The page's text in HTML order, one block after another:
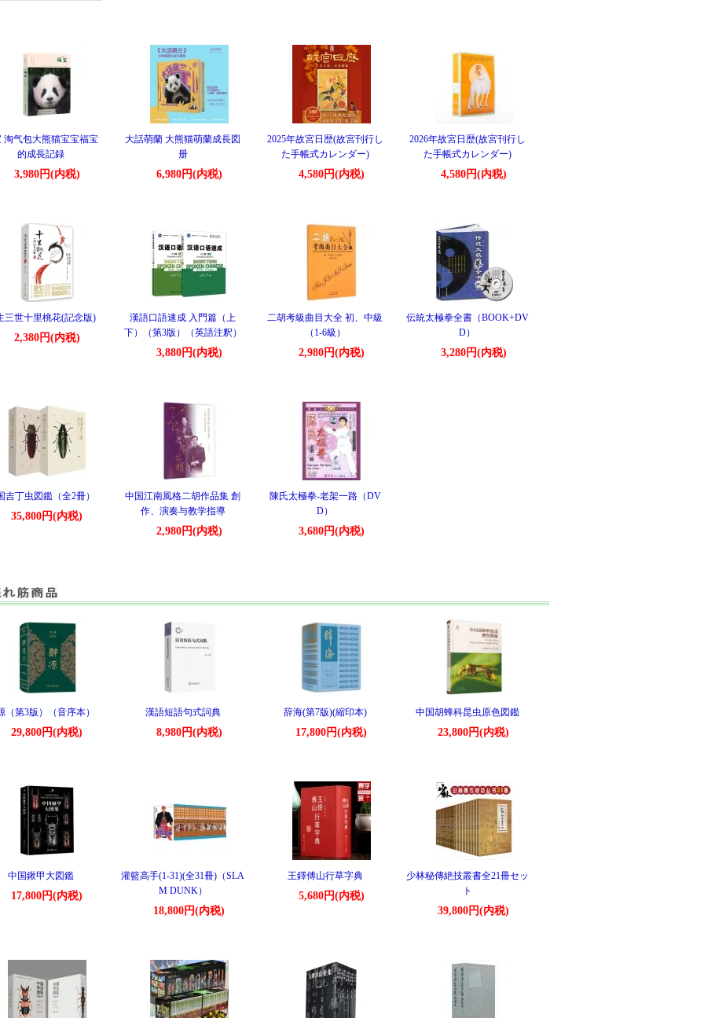
淘气包大熊猫宝宝福宝
的成長記録
3,980円(内税)
大話萌蘭 大熊猫萌蘭成長図
册
6,980円(内税)
2025年故宮日歴(故宮刊行し
た手帳式カレンダー)
4,580円(内税)
2026年故宮日歴(故宮刊行し
た手帳式カレンダー)
4,580円(内税)
三世十里桃花(記念版)
2,380円(内税)
漢語口語速成 入門篇（上
下）（第3版）（英語注釈）
3,880円(内税)
二胡考級曲目大全 初、中級
（1-6級）
2,980円(内税)
伝統太極拳全書（BOOK+DV
D）
3,280円(内税)
吉丁虫図鑑（全2冊）
35,800円(内税)
中国江南風格二胡作品集 創
作、演奏与教学指導
2,980円(内税)
陳氏太極拳-老架一路（DV
D）
3,680円(内税)
（第3版）（音序本）
29,800円(内税)
漢語短語句式詞典
8,980円(内税)
辞海(第7版)(縮印本)
17,800円(内税)
中国胡蜂科昆虫原色図鑑
23,800円(内税)
中国鍬甲大図鑑
17,800円(内税)
灌籃高手(1-31)(全31冊)（SLA
M DUNK）
18,800円(内税)
王鐸傅山行草字典
5,680円(内税)
少林秘傳絶技叢書全21冊セッ
ト
39,800円(内税)